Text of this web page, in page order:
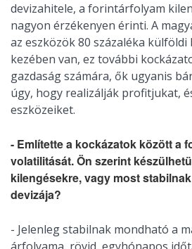
devizahitele, a forintárfolyam
nagyon érzékenyen érinti. A
az eszközök 80 százaléka
kezében van, ez további
gazdaság számára, ők ugyanis
úgy, hogy realizálják profitjukat,
eszközeiket.
- Említette a kockázatok között a
volatilitását. Ön szerint
kilengésekre, vagy most
devizája?
- Jelenleg stabilnak mondható a